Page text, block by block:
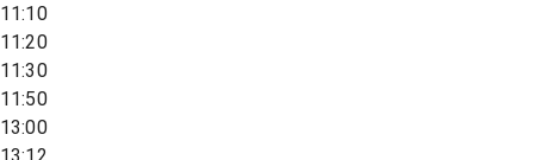
11:10
11:20
11:30
11:50
13:00